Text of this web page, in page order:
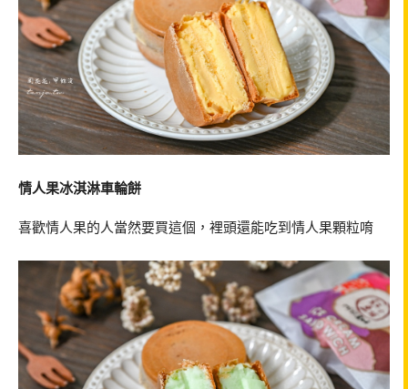
情人果冰淇淋車輪餅
喜歡情人果的人當然要買這個，裡頭還能吃到情人果顆粒唷